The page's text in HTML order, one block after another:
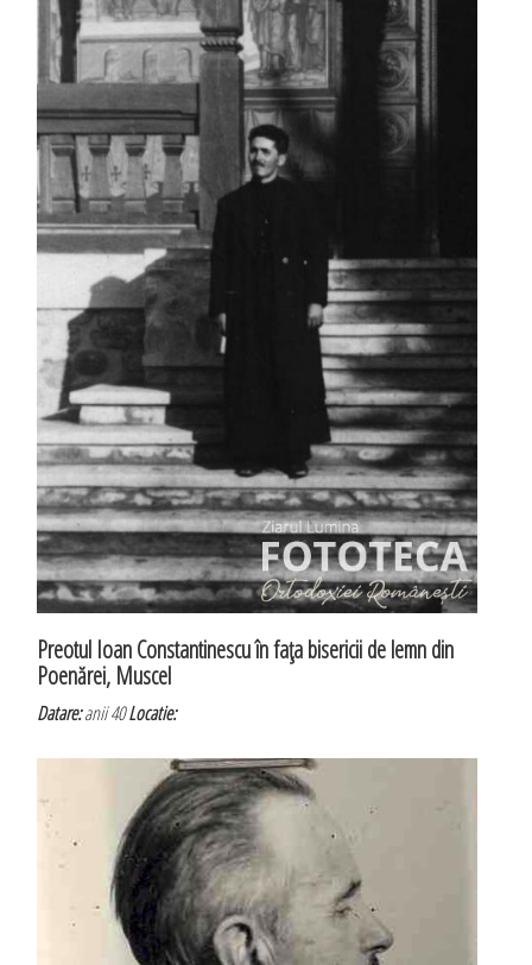
Preotul Ioan Constantinescu în faţa bisericii de lemn din
Poenărei, Muscel
Datare:anii 40Locatie: